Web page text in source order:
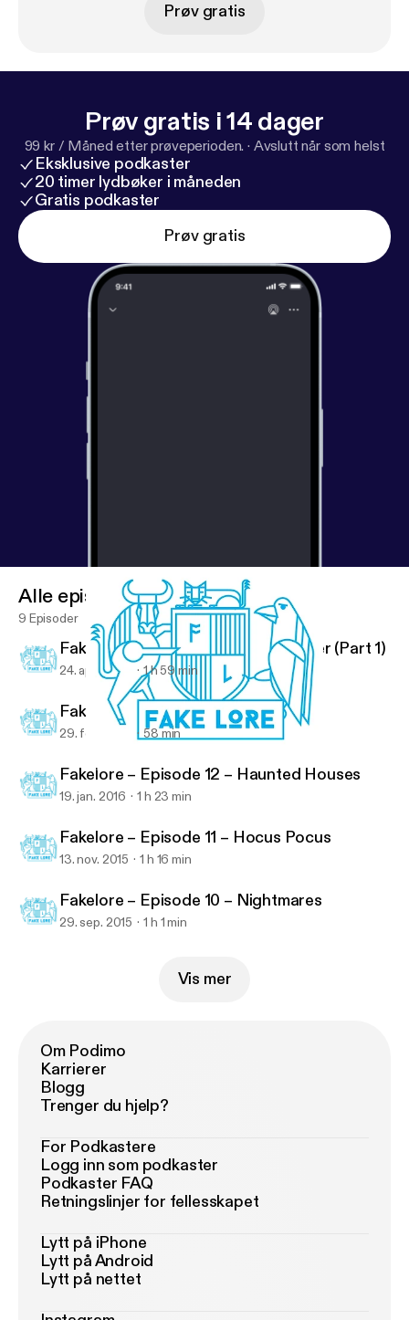
Prøv gratis
Prøv gratis i 14 dager
99 kr / Måned etter prøveperioden. · Avslutt når som helst
Eksklusive podkaster
20 timer lydbøker i måneden
Gratis podkaster
Prøv gratis
Fakelore
Alle episoder
9 Episoder
Fakelore – Episode 14 – Harry Potter (Part 1)
24. april 2016 1 h 59 min
Fakelore – Episode 13 – Star Wars
29. feb. 2016 58 min
Fakelore – Episode 12 – Haunted Houses
19. jan. 2016 1 h 23 min
Fakelore – Episode 11 – Hocus Pocus
13. nov. 2015 1 h 16 min
Fakelore – Episode 10 – Nightmares
29. sep. 2015 1 h 1 min
Vis mer
Om Podimo
Karrierer
Blogg
Trenger du hjelp?
For Podkastere
Logg inn som podkaster
Podkaster FAQ
Retningslinjer for fellesskapet
Lytt på iPhone
Lytt på Android
Lytt på nettet